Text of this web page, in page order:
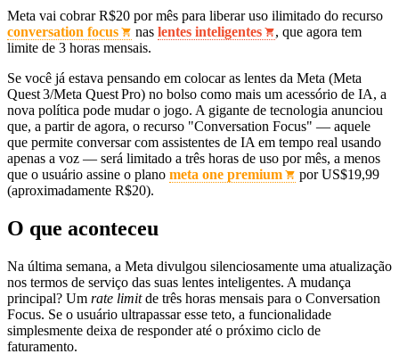
Meta vai cobrar R$20 por mês para liberar uso ilimitado do recurso
conversation focus
nas lentes inteligentes
, que agora tem
limite de 3 horas mensais.
Se você já estava pensando em colocar as lentes da Meta (Meta
Quest 3/Meta Quest Pro) no bolso como mais um acessório de IA, a
nova política pode mudar o jogo. A gigante de tecnologia anunciou
que, a partir de agora, o recurso "Conversation Focus" — aquele
que permite conversar com assistentes de IA em tempo real usando
apenas a voz — será limitado a três horas de uso por mês, a menos
que o usuário assine o plano meta one premium
por US$19,99
(aproximadamente R$20).
O que aconteceu
Na última semana, a Meta divulgou silenciosamente uma atualização
nos termos de serviço das suas lentes inteligentes. A mudança
principal? Um rate limitde três horas mensais para o Conversation
Focus. Se o usuário ultrapassar esse teto, a funcionalidade
simplesmente deixa de responder até o próximo ciclo de
faturamento.